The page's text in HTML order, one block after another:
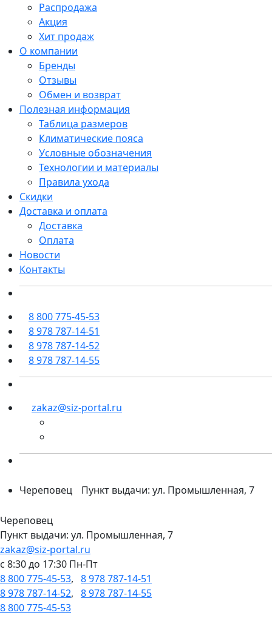
Распродажа
Акция
Хит продаж
О компании
Бренды
Отзывы
Обмен и возврат
Полезная информация
Таблица размеров
Климатические пояса
Условные обозначения
Технологии и материалы
Правила ухода
Скидки
Доставка и оплата
Доставка
Оплата
Новости
Контакты
8 800 775-45-53
8 978 787-14-51
8 978 787-14-52
8 978 787-14-55
zakaz@siz-portal.ru
Череповец Пункт выдачи: ул. Промышленная, 7
Череповец
Пункт выдачи: ул. Промышленная, 7
zakaz@siz-portal.ru
c 8:30 до 17:30 Пн-Пт
8 800 775-45-53, 8 978 787-14-51
8 978 787-14-52, 8 978 787-14-55
8 800 775-45-53